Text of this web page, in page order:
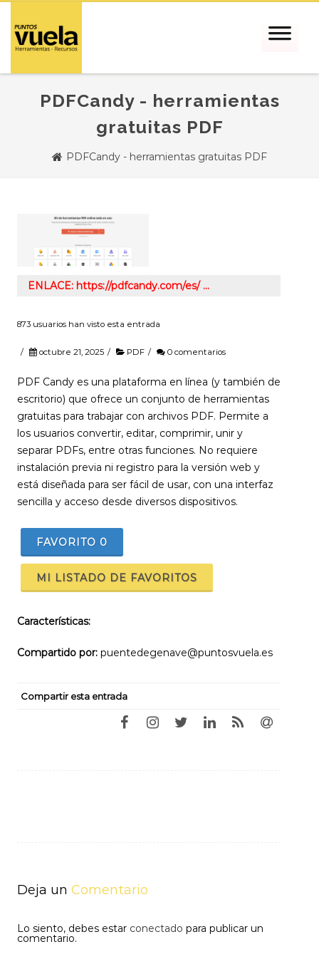
PDFCandy - herramientas
gratuitas PDF
PDFCandy - herramientas gratuitas PDF
ENLACE: https://pdfcandy.com/es/ …
873 usuarios han visto esta entrada
/ octubre 21, 2025 / PDF / 0 comentarios
PDF Candy es una plataforma en línea (y también de
escritorio) que ofrece un conjunto de herramientas
gratuitas para trabajar con archivos PDF. Permite a
los usuarios convertir, editar, comprimir, unir y
separar PDFs, entre otras funciones. No requiere
instalación previa ni registro para la versión web y
está diseñada para ser fácil de usar, con una interfaz
sencilla y acceso desde diversos dispositivos.
FAVORITO 0
MI LISTADO DE FAVORITOS
Características:
Compartido por: puentedegenave@puntosvuela.es
Compartir esta entrada
Deja un Comentario
Lo siento, debes estar conectado para publicar un
comentario.